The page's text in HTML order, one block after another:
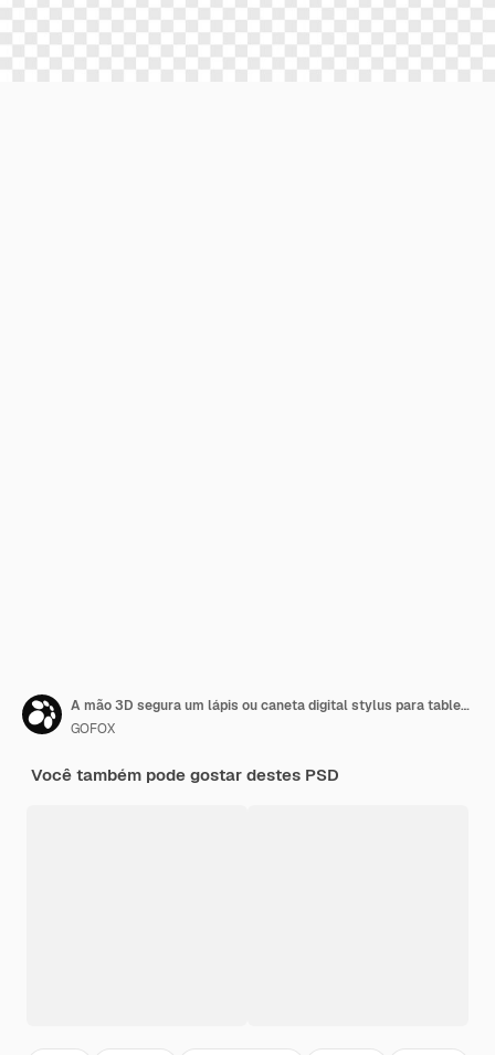
A mão 3D segura um lápis ou caneta digital stylus para tablet Para fazer esboços, anotações isoladas
GOFOX
Você também pode gostar destes PSD